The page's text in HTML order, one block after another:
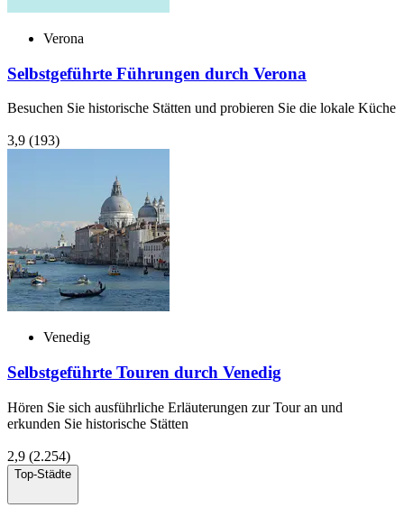
Verona
Selbstgeführte Führungen durch Verona
Besuchen Sie historische Stätten und probieren Sie die lokale Küche
3,9 (193)
Venedig
Selbstgeführte Touren durch Venedig
Hören Sie sich ausführliche Erläuterungen zur Tour an und
erkunden Sie historische Stätten
2,9 (2.254)
Top-Städte